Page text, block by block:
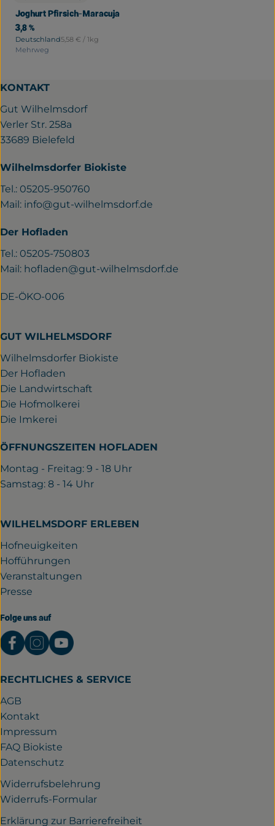
Joghurt Pfirsich-Maracuja
3,8 %
, Herkunft:
Deutschland, Referenzpreis:
5,58 € / 1kg
Mehrweg
KONTAKT
Gut Wilhelmsdorf
Verler Str. 258a
33689 Bielefeld
Wilhelmsdorfer Biokiste
Tel.: 05205-950760
Mail: info@gut-wilhelmsdorf.de
Der Hofladen
Tel.: 05205-750803
Mail: hofladen@gut-wilhelmsdorf.de
DE-ÖKO-006
GUT WILHELMSDORF
Wilhelmsdorfer Biokiste
Der Hofladen
Die Landwirtschaft
Die Hofmolkerei
Die Imkerei
ÖFFNUNGSZEITEN HOFLADEN
Montag - Freitag: 9 - 18 Uhr
Samstag: 8 - 14 Uhr
WILHELMSDORF ERLEBEN
Hofneuigkeiten
Hofführungen
Veranstaltungen
Presse
Folge uns auf
Externer Link zu https://www.facebook.com/
Externer Link zu https://
Externer Link zu https://
RECHTLICHES & SERVICE
AGB
Kontakt
Impressum
FAQ Biokiste
Datenschutz
Widerrufsbelehrung
Widerrufs-Formular
Erklärung zur Barrierefreiheit